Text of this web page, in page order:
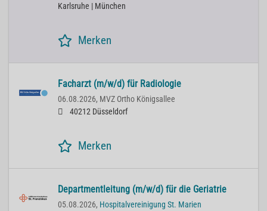
Karlsruhe | München
Merken
Facharzt (m/w/d) für Radiologie
06.08.2026, MVZ Ortho Königsallee
40212 Düsseldorf
Merken
Departmentleitung (m/w/d) für die Geriatrie
05.08.2026, Hospitalvereinigung St. Marien